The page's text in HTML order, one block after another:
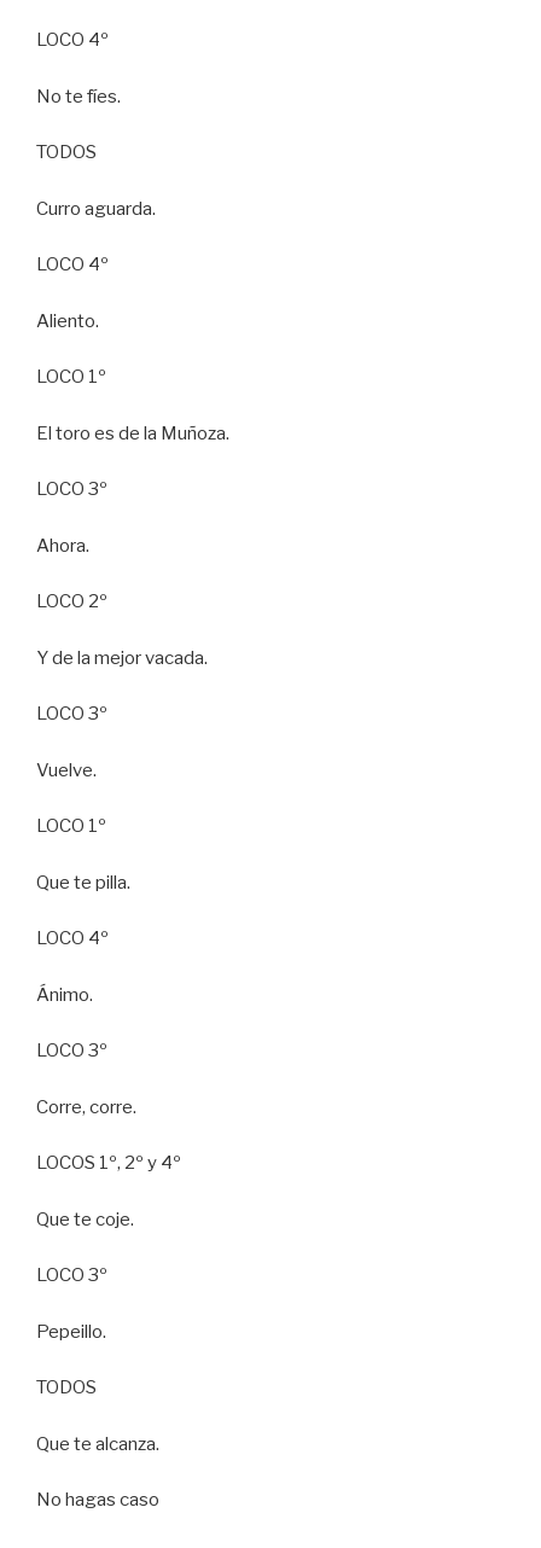
LOCO 4º
No te fíes.
TODOS
Curro aguarda.
LOCO 4º
Aliento.
LOCO 1º
El toro es de la Muñoza.
LOCO 3º
Ahora.
LOCO 2º
Y de la mejor vacada.
LOCO 3º
Vuelve.
LOCO 1º
Que te pilla.
LOCO 4º
Ánimo.
LOCO 3º
Corre, corre.
LOCOS 1º, 2º y 4º
Que te coje.
LOCO 3º
Pepeillo.
TODOS
Que te alcanza.
No hagas caso